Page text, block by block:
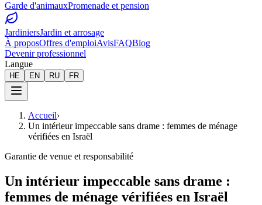
Garde d'animauxPromenade et pension
JardiniersJardin et arrosage
À proposOffres d'emploiAvisFAQBlog
Devenir professionnel
Langue
HE EN RU FR
Accueil›
Un intérieur impeccable sans drame : femmes de ménage
vérifiées en Israël
Garantie de venue et responsabilité
Un intérieur impeccable sans drame :
femmes de ménage vérifiées en Israël